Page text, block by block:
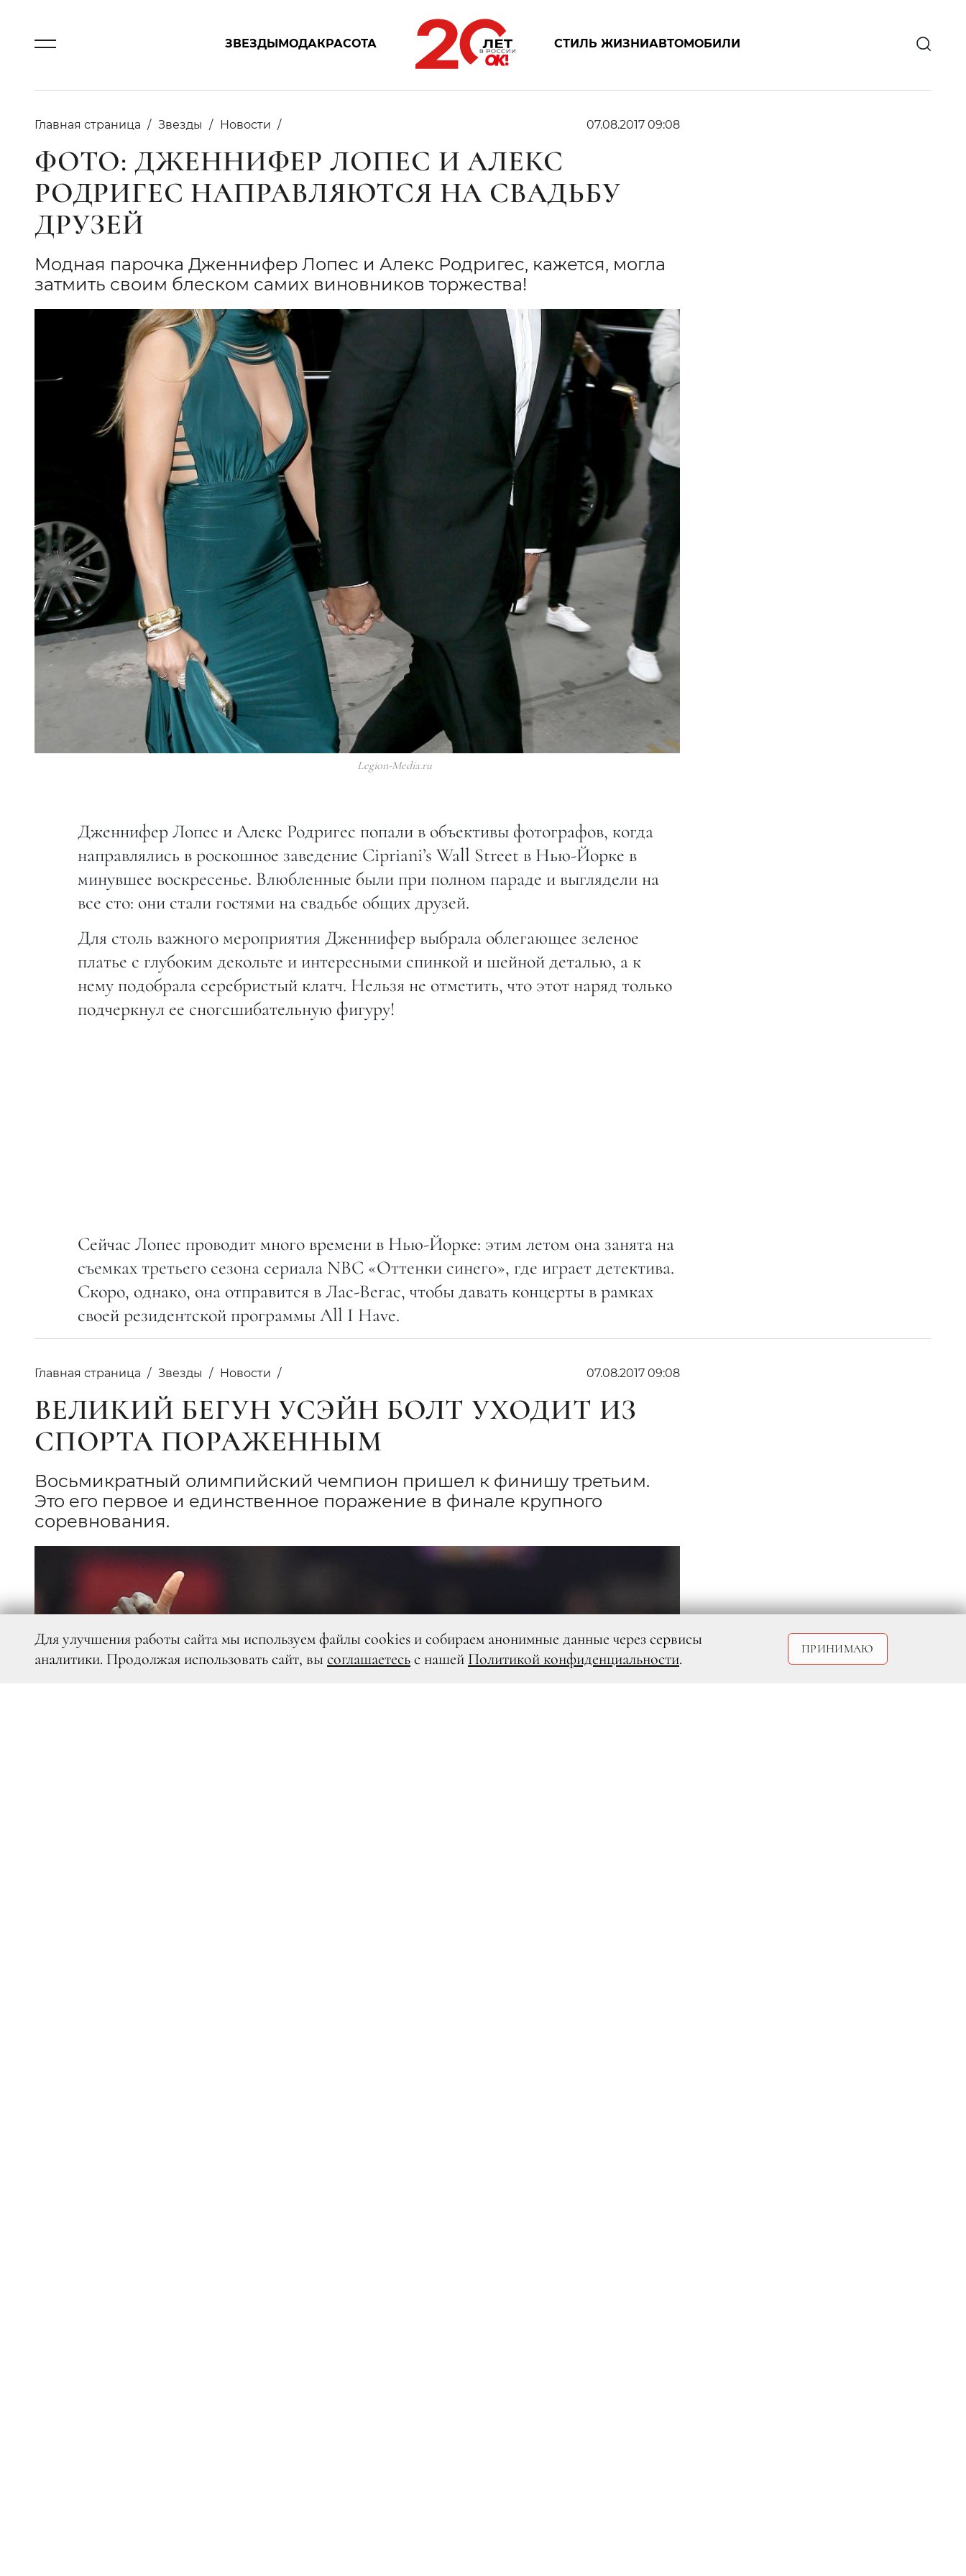
ЗВЕЗДЫМОДАКРАСОТА СТИЛЬ ЖИЗНИАВТОМОБИЛИ
Главная страница Звезды Новости 07.08.2017 09:08
ФОТО: ДЖЕННИФЕР ЛОПЕС И АЛЕКС
РОДРИГЕС НАПРАВЛЯЮТСЯ НА СВАДЬБУ
ДРУЗЕЙ
Модная парочка Дженнифер Лопес и Алекс Родригес, кажется, могла
затмить своим блеском самих виновников торжества!
Legion-Media.ru
Дженнифер Лопес и Алекс Родригес попали в объективы фотографов, когда
направлялись в роскошное заведение Cipriani’s Wall Street в Нью-Йорке в
минувшее воскресенье. Влюбленные были при полном параде и выглядели на
все сто: они стали гостями на свадьбе общих друзей.
Для столь важного мероприятия Дженнифер выбрала облегающее зеленое
платье с глубоким декольте и интересными спинкой и шейной деталью, а к
нему подобрала серебристый клатч. Нельзя не отметить, что этот наряд только
подчеркнул ее сногсшибательную фигуру!
Сейчас Лопес проводит много времени в Нью-Йорке: этим летом она занята на
съемках третьего сезона сериала NBC «Оттенки синего», где играет детектива.
Скоро, однако, она отправится в Лас-Вегас, чтобы давать концерты в рамках
своей резидентской программы All I Have.
Главная страница Звезды Новости 07.08.2017 09:08
ВЕЛИКИЙ БЕГУН УСЭЙН БОЛТ УХОДИТ ИЗ
СПОРТА ПОРАЖЕННЫМ
Восьмикратный олимпийский чемпион пришел к финишу третьим.
Это его первое и единственное поражение в финале крупного
соревнования.
Для улучшения работы сайта мы используем файлы cookies и собираем анонимные данные через сервисы
аналитики. Продолжая использовать сайт, вы соглашаетесьс нашей Политикой конфиденциальности.
ПРИНИМАЮ